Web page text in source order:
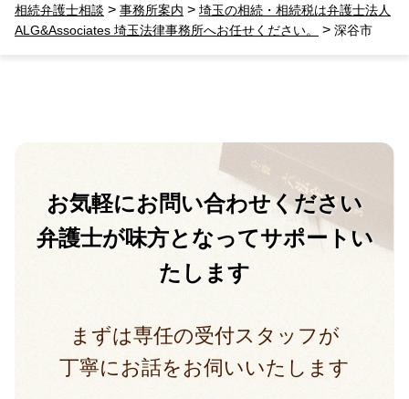
相続弁護士相談 > 事務所案内 > 埼玉の相続・相続税は弁護士法人
ALG&Associates 埼玉法律事務所へお任せください。
> 深谷市
お気軽にお問い合わせください
弁護士が味方となってサポートい
たします
まずは専任の受付スタッフが
丁寧にお話をお伺いいたします